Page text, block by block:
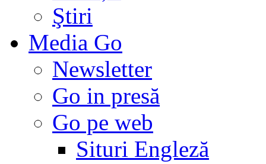
Ştiri
Media Go
Newsletter
Go in presă
Go pe web
Situri Engleză